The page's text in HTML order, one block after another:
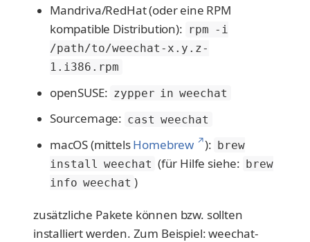
Mandriva/RedHat (oder eine RPM
kompatible Distribution): rpm -i
/path/to/weechat-x.y.z-
1.i386.rpm
openSUSE: zypper in weechat
Sourcemage: cast weechat
macOS (mittelsHomebrew ↗): brew
install weechat (für Hilfe siehe: brew
info weechat )
zusätzliche Pakete können bzw. sollten
installiert werden. Zum Beispiel: weechat-